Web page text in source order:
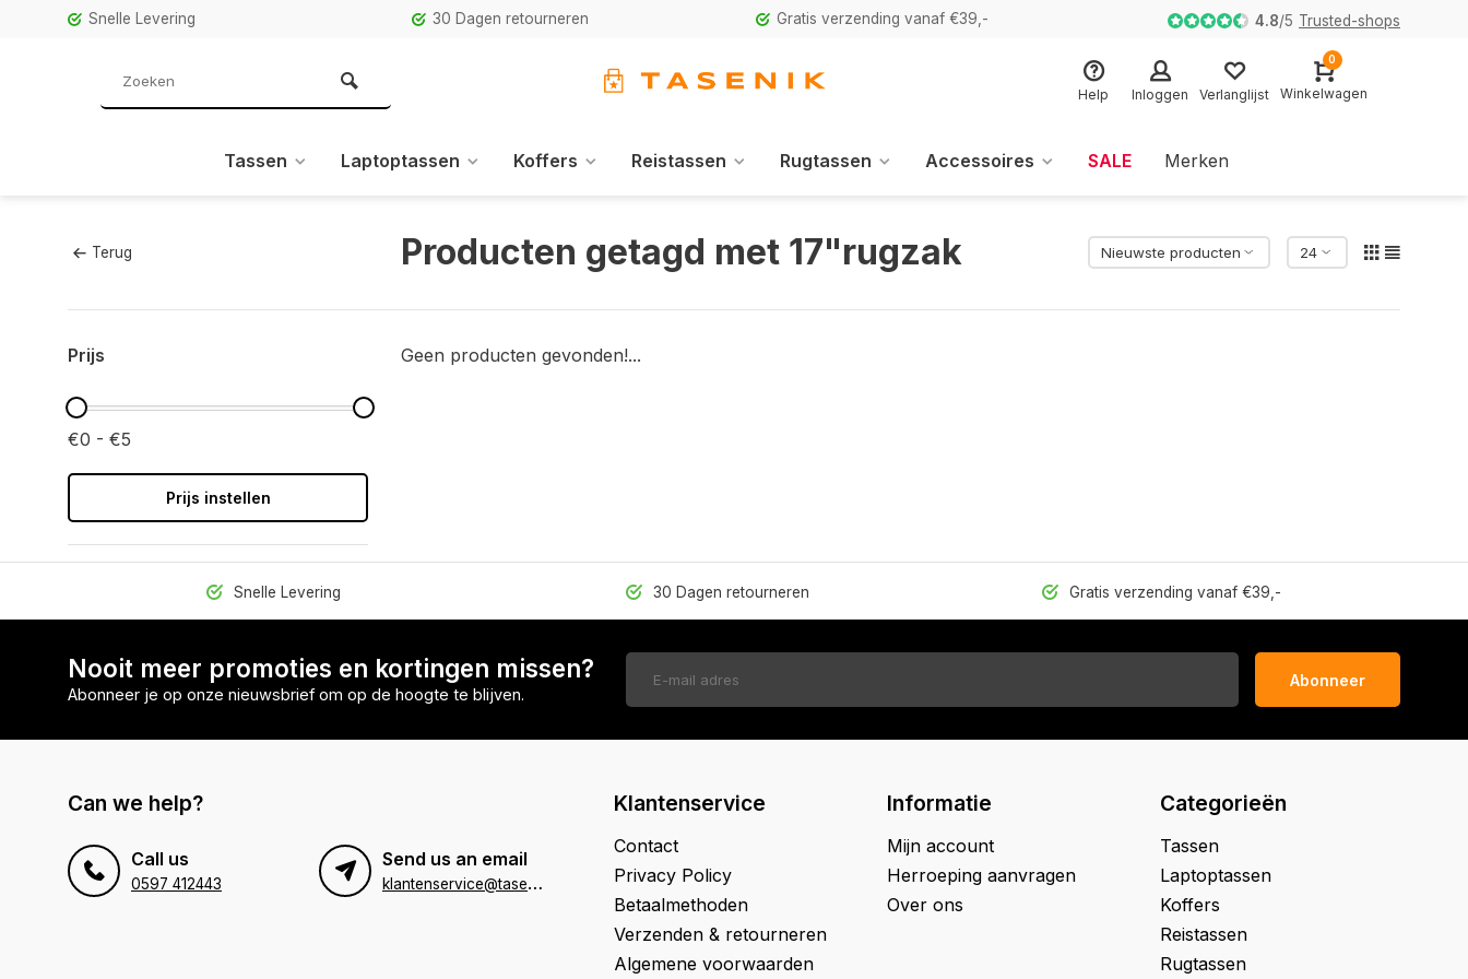
Snelle Levering 30 Dagen retourneren Gratis verzending vanaf €39,- 4.8/5 Trusted-shops
Help Inloggen Verlanglijst
0
Winkelwagen
Tassen Laptoptassen Koffers Reistassen Rugtassen Accessoires SALE Merken
Terug Producten getagd met 17"rugzak
Prijs
€0 - €5
Prijs instellen
Geen producten gevonden!...
Snelle Levering 30 Dagen retourneren Gratis verzending vanaf €39,-
Nooit meer promoties en kortingen missen?
Abonneer je op onze nieuwsbrief om op de hoogte te blijven.
Abonneer
Can we help?
Call us
0597 412443
Send us an email
k
lantenservice@tasenik.nl
Klantenservice
Contact
Privacy Policy
Betaalmethoden
Verzenden & retourneren
Algemene voorwaarden
Informatie
Mijn account
Herroeping aanvragen
Over ons
Categorieën
Tassen
Laptoptassen
Koffers
Reistassen
Rugtassen